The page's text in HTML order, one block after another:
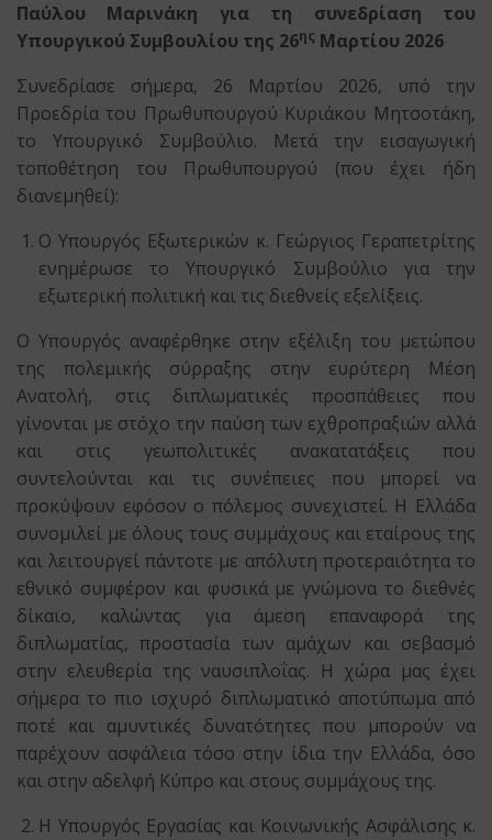
Παύλου Μαρινάκη για τη συνεδρίαση του
Υπουργικού Συμβουλίου της 26ης Μαρτίου 2026
Συνεδρίασε σήμερα, 26 Μαρτίου 2026, υπό την
Προεδρία του Πρωθυπουργού Κυριάκου Μητσοτάκη,
το Υπουργικό Συμβούλιο. Μετά την εισαγωγική
τοποθέτηση του Πρωθυπουργού (που έχει ήδη
διανεμηθεί):
Ο Υπουργός Εξωτερικών κ. Γεώργιος Γεραπετρίτης
ενημέρωσε το Υπουργικό Συμβούλιο για την
εξωτερική πολιτική και τις διεθνείς εξελίξεις.
Ο Υπουργός αναφέρθηκε στην εξέλιξη του μετώπου
της πολεμικής σύρραξης στην ευρύτερη Μέση
Ανατολή, στις διπλωματικές προσπάθειες που
γίνονται με στόχο την παύση των εχθροπραξιών αλλά
και στις γεωπολιτικές ανακατατάξεις που
συντελούνται και τις συνέπειες που μπορεί να
προκύψουν εφόσον ο πόλεμος συνεχιστεί. Η Ελλάδα
συνομιλεί με όλους τους συμμάχους και εταίρους της
και λειτουργεί πάντοτε με απόλυτη προτεραιότητα το
εθνικό συμφέρον και φυσικά με γνώμονα το διεθνές
δίκαιο, καλώντας για άμεση επαναφορά της
διπλωματίας, προστασία των αμάχων και σεβασμό
στην ελευθερία της ναυσιπλοΐας. Η χώρα μας έχει
σήμερα το πιο ισχυρό διπλωματικό αποτύπωμα από
ποτέ και αμυντικές δυνατότητες που μπορούν να
παρέχουν ασφάλεια τόσο στην ίδια την Ελλάδα, όσο
και στην αδελφή Κύπρο και στους συμμάχους της.
Η Υπουργός Εργασίας και Κοινωνικής Ασφάλισης κ.